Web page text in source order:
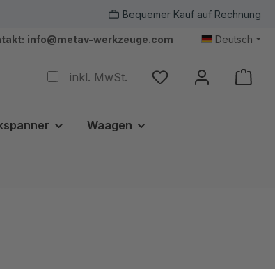
Bequemer Kauf auf Rechnung
info@metav-werkzeuge.com Deutsch
inkl. MwSt.
Waagen